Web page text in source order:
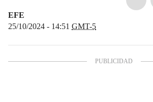
EFE
25/10/2024 - 14:51 GMT-5